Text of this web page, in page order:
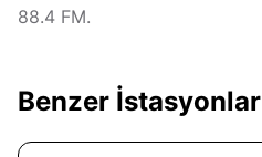
88.4 FM.
Benzer İstasyonlar